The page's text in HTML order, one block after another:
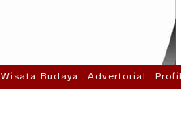
Wisata Budaya Advertorial